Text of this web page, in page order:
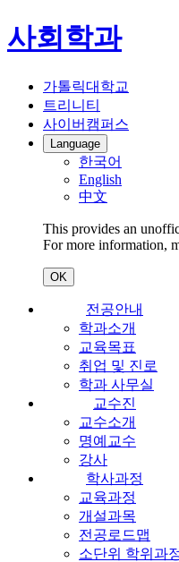
사회학과
가톨릭대학교
트리니티
사이버캠퍼스
Language
한국어
English
中文
This provides an
For more information,
OK
전공안내
학과소개
교육목표
취업 및 진로
학과 사무실
교수진
교수소개
명예교수
강사
학사과정
교육과정
개설과목
전공로드맵
소단위 학위과